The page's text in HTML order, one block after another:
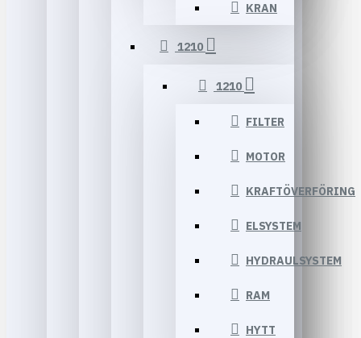
KRAN
1210
1210
FILTER
MOTOR
KRAFTÖVERFÖRING
ELSYSTEM
HYDRAULSYSTEM
RAM
HYTT